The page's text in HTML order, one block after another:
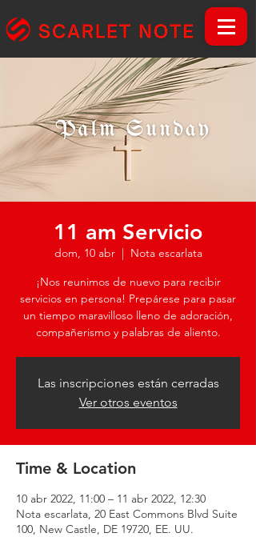
11 am Servicio
dom, 10 abr
  |
Nota escarlata
¡Nos reunimos de nuevo para recibir
servicios en persona! Prepárese para pasar
un tiempo maravilloso lleno de adoración,
compañerismo y palabras de aliento.
Las inscripciones están cerradas
Ver otros eventos
Time & Location
10 abr 2022, 11:00 – 11 abr 2022, 12:30
Nota escarlata, 20 East Commons Blvd Suite
100, New Castle, DE 19720, EE. UU.